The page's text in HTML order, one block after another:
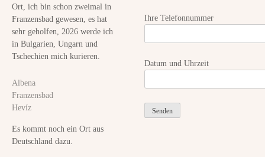
Ort, ich bin schon zweimal in
Franzensbad gewesen, es hat
sehr geholfen, 2026 werde ich
in Bulgarien, Ungarn und
Tschechien mich kurieren.
Albena
Franzensbad
Hevíz
Es kommt noch ein Ort aus
Deutschland dazu.
Ihre Telefonnummer
Datum und Uhrzeit